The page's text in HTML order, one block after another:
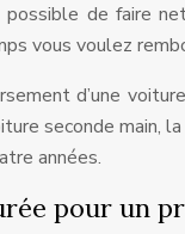
possible de faire
vous voulez
d’une
seconde main,
années.
pour un